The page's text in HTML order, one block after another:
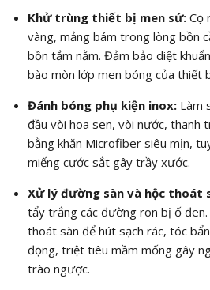
Khử trùng thiết bị men sứ:Cọ
vàng, mảng bám trong lòng bồn
bồn tắm nằm. Đảm bảo diệt khuẩn
bào mòn lớp men bóng của thiết
Đánh bóng phụ kiện inox:Làm
đầu vòi hoa sen, vòi nước, thanh
bằng khăn Microfiber siêu mịn,
miếng cước sắt gây trầy xước.
Xử lý đường sàn và hộc thoát
tẩy trắng các đường ron bị ố
thoát sàn để hút sạch rác, tóc
đọng, triệt tiêu mầm mống gây
trào ngược.